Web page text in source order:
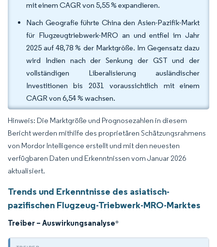
mit einem CAGR von 5,55 % expandieren.
Nach Geografie führte China den Asien-Pazifik-Markt
für Flugzeugtriebwerk-MRO an und entfiel im Jahr
2025 auf 48,78 % der Marktgröße. Im Gegensatz dazu
wird Indien nach der Senkung der GST und der
vollständigen Liberalisierung ausländischer
Investitionen bis 2031 voraussichtlich mit einem
CAGR von 6,54 % wachsen.
Hinweis: Die Marktgröße und Prognosezahlen in diesem
Bericht werden mithilfe des proprietären Schätzungsrahmens
von Mordor Intelligence erstellt und mit den neuesten
verfügbaren Daten und Erkenntnissen vom Januar 2026
aktualisiert.
Trends und Erkenntnisse des asiatisch-
pazifischen Flugzeug-Triebwerk-MRO-Marktes
Treiber – Auswirkungsanalyse*